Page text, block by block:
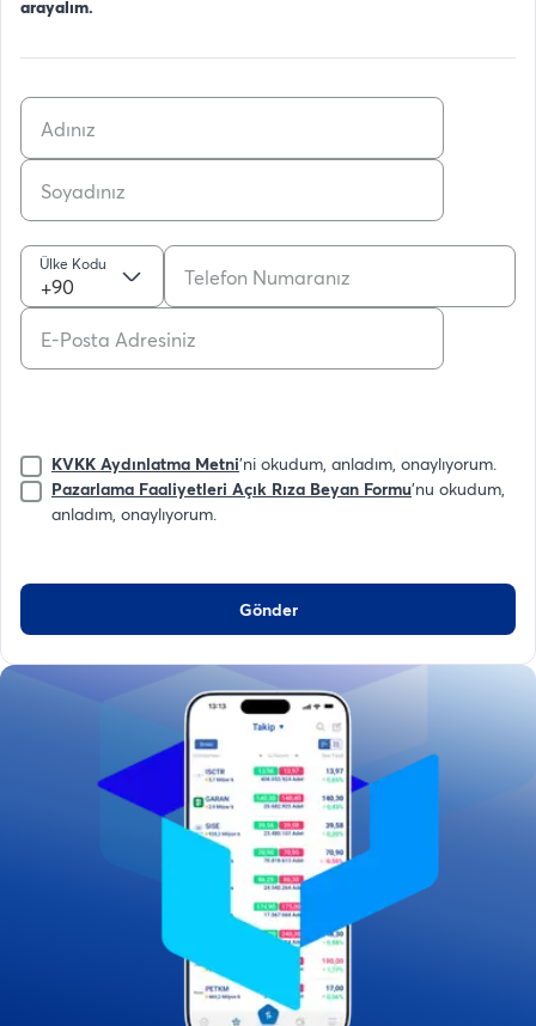
arayalım.
Ülke Kodu
+90
KVKK Aydınlatma Metni'ni okudum, anladım, onaylıyorum.
Pazarlama Faaliyetleri Açık Rıza Beyan Formu'nu okudum,
anladım, onaylıyorum.
Gönder